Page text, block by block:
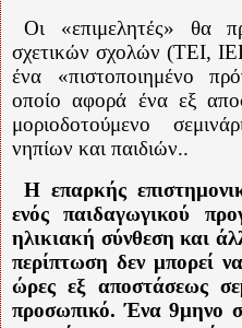
Οι «επιμελητές» θα
σχετικών σχολών (ΤΕΙ,
ένα «πιστοποιημένο
οποίο αφορά ένα εξ
μοριοδοτούμενο
νηπίων και παιδιών..
Η επαρκής
ενός παιδαγωγικού
ηλικιακή σύνθεση και
περίπτωση δεν μπορεί
ώρες εξ αποστάσεως
προσωπικό. Ένα 9μηνο